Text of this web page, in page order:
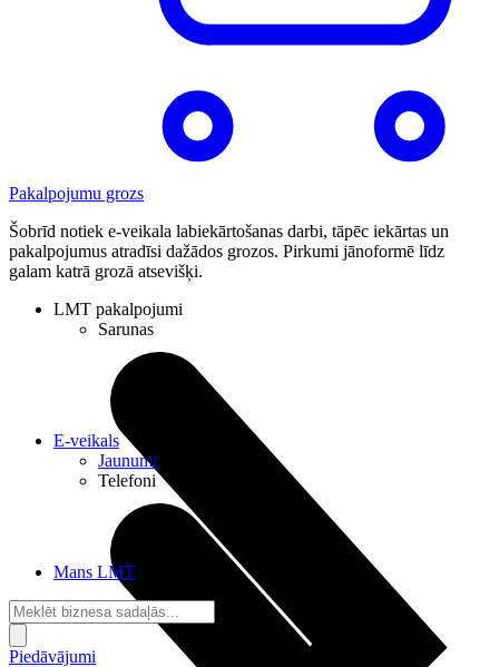
Pakalpojumu grozs
Šobrīd notiek e-veikala labiekārtošanas darbi, tāpēc iekārtas un
pakalpojumus atradīsi dažādos grozos. Pirkumi jānoformē līdz
galam katrā grozā atsevišķi.
LMT pakalpojumi
Sarunas
E-veikals
Jaunumi
Telefoni
Mans LMT
Piedāvājumi